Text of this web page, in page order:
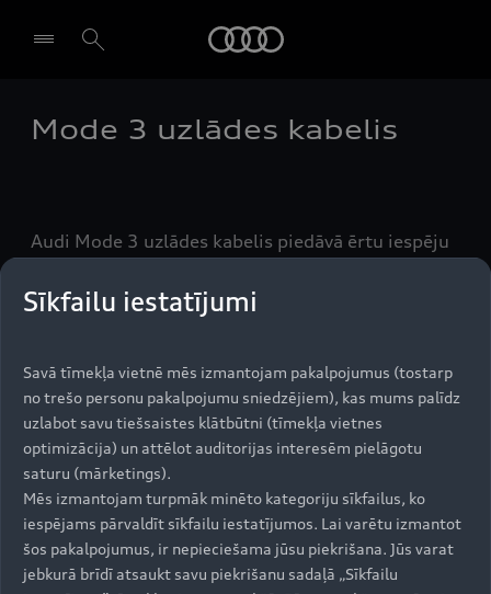
Izvēlēties dīleri
Mode 3 uzlādes kabelis
Audi Mode 3 uzlādes kabelis piedāvā ērtu iespēju
atrodoties ceļā.
Uz augšu
Modeļi
Visi modeļi
Iegādāties Audi
Audi serviss
Sīkfailu iestatījumi
Savā tīmekļa vietnē mēs izmantojam pakalpojumus (tostarp
no trešo personu pakalpojumu sniedzējiem), kas mums palīdz
uzlabot savu tiešsaistes klātbūtni (tīmekļa vietnes
optimizācija) un attēlot auditorijas interesēm pielāgotu
saturu (mārketings).
Mēs izmantojam turpmāk minēto kategoriju sīkfailus, ko
iespējams pārvaldīt sīkfailu iestatījumos. Lai varētu izmantot
šos pakalpojumus, ir nepieciešama jūsu piekrišana. Jūs varat
jebkurā brīdī atsaukt savu piekrišanu sadaļā „Sīkfailu